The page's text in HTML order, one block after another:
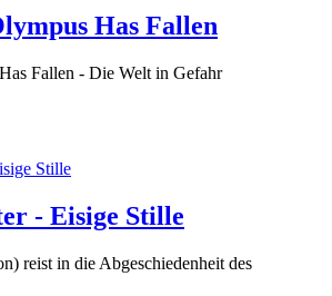
Has Fallen
Fallen - Die Welt in Gefahr
- Eisige Stille
reist in die Abgeschiedenheit des